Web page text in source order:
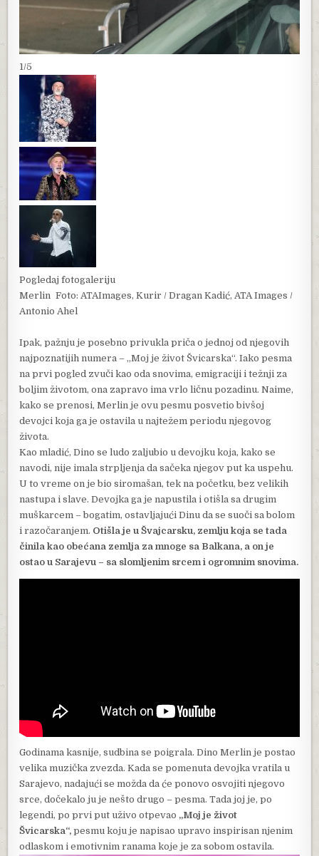
1/5
Pogledaj fotogaleriju
MerlinFoto: ATAImages, Kurir / Dragan Kadić, ATA Images /
Antonio Ahel
Ipak, pažnju je posebno privukla priča o jednoj od njegovih
najpoznatijih numera – „Moj je život Švicarska“. Iako pesma
na prvi pogled zvuči kao oda snovima, emigraciji i težnji za
boljim životom, ona zapravo ima vrlo ličnu pozadinu. Naime,
kako se prenosi, Merlin je ovu pesmu posvetio bivšoj
devojci koja ga je ostavila u najtežem periodu njegovog
života.
Kao mladić, Dino se ludo zaljubio u devojku koja, kako se
navodi, nije imala strpljenja da sačeka njegov put ka uspehu.
U to vreme on je bio siromašan, tek na početku, bez velikih
nastupa i slave. Devojka ga je napustila i otišla sa drugim
muškarcem – bogatim, ostavljajući Dinu da se suoči sa bolom
i razočaranjem. Otišla je u Švajcarsku, zemlju koja se tada
činila kao obećana zemlja za mnoge sa Balkana, a on je
ostao u Sarajevu – sa slomljenim srcem i ogromnim snovima.
Godinama kasnije, sudbina se poigrala. Dino Merlin je postao
velika muzička zvezda. Kada se pomenuta devojka vratila u
Sarajevo, nadajući se možda da će ponovo osvojiti njegovo
srce, dočekalo ju je nešto drugo – pesma. Tada joj je, po
legendi, po prvi put uživo otpevao „Moj je život
Švicarska“, pesmu koju je napisao upravo inspirisan njenim
odlaskom i emotivnim ranama koje je za sobom ostavila.